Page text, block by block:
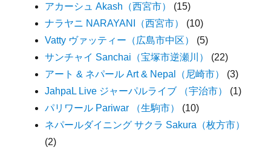
アカーシュ Akash（西宮市）
(15)
ナラヤニ NARAYANI（西宮市）
(10)
Vatty ヴァッティー（広島市中区）
(5)
サンチャイ Sanchai（宝塚市逆瀬川）
(22)
アート & ネパール Art & Nepal（尼崎市）
(3)
JahpaL Live ジャーパルライブ （宇治市）
(1)
パリワール Pariwar （生駒市）
(10)
ネパールダイニング サクラ Sakura（枚方市）
(2)